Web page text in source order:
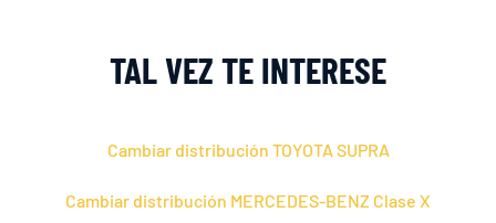
TAL VEZ TE INTERESE
Cambiar distribución TOYOTA SUPRA
Cambiar distribución MERCEDES-BENZ Clase X